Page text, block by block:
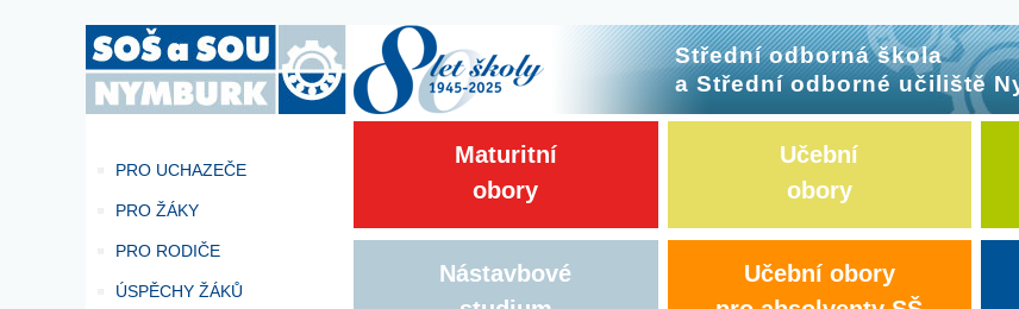
PRO UCHAZEČE
PRO ŽÁKY
PRO RODIČE
ÚSPĚCHY ŽÁKŮ
Střední odborná škola
a Střední odborné učiliště
Maturitní
obory
Učební
obory
Nástavbové
Učební obory